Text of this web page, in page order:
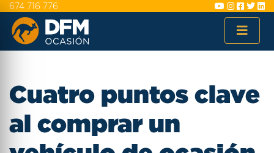
674 716 776
Cuatro puntos clave
al comprar un